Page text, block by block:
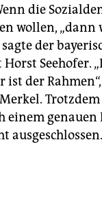
die
wollen, „dann
der
Seehofer.
ist der
Trotzdem
einem genauen
ausgeschlossen.